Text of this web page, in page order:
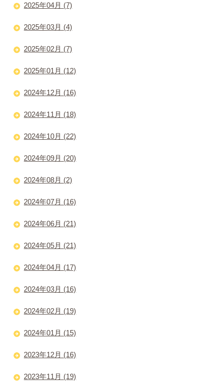
2025年04月 (7)
2025年03月 (4)
2025年02月 (7)
2025年01月 (12)
2024年12月 (16)
2024年11月 (18)
2024年10月 (22)
2024年09月 (20)
2024年08月 (2)
2024年07月 (16)
2024年06月 (21)
2024年05月 (21)
2024年04月 (17)
2024年03月 (16)
2024年02月 (19)
2024年01月 (15)
2023年12月 (16)
2023年11月 (19)